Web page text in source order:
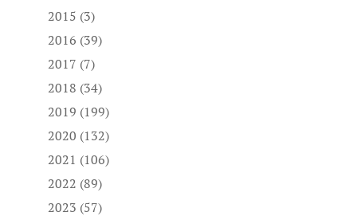
2015 (3)
2016 (39)
2017 (7)
2018 (34)
2019 (199)
2020 (132)
2021 (106)
2022 (89)
2023 (57)